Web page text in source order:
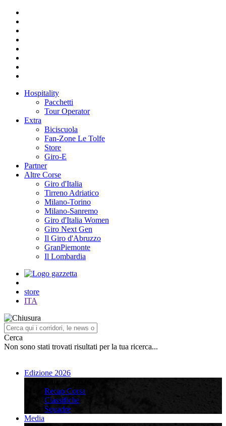
Hospitality
Pacchetti
Tour Operator
Extra
Biciscuola
Fan-Zone Le Tolfe
Store
Giro-E
Partner
Altre Corse
Giro d'Italia
Tirreno Adriatico
Milano-Torino
Milano-Sanremo
Giro d'Italia Women
Giro Next Gen
Il Giro d'Abruzzo
GranPiemonte
Il Lombardia
store
ITA
Cerca
Non sono stati trovati risultati per la tua ricerca...
Edizione 2026
Recap Corsa
Classifiche
Squadre
Media